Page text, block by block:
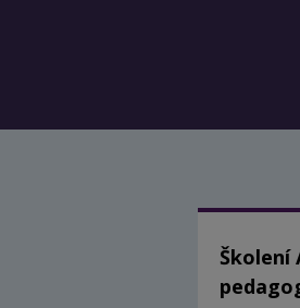
Školení